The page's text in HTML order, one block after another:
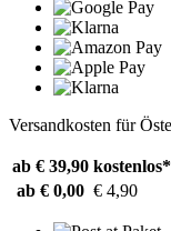
Versandkosten für
ab € 39,90 kostenlos*
ab € 0,00 € 4,90